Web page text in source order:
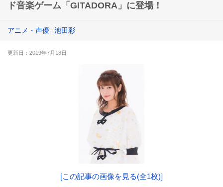
ド音楽ゲーム「GITADORA」に登場！
アニメ・声優 池田彩
更新日：2019年7月18日
[この記事の画像を見る(全1枚)]